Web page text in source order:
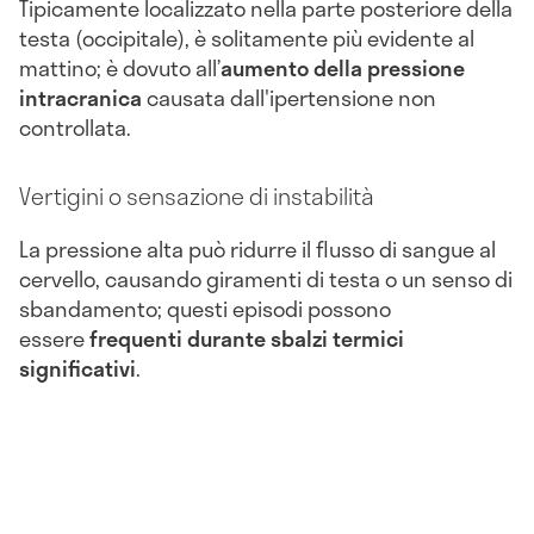
Tipicamente localizzato nella parte posteriore della
testa (occipitale), è solitamente più evidente al
mattino; è dovuto all’aumento della pressione
intracranicacausata dall'ipertensione non
controllata.
Vertigini o sensazione di instabilità
La pressione alta può ridurre il flusso di sangue al
cervello, causando giramenti di testa o un senso di
sbandamento; questi episodi possono
esserefrequenti durante sbalzi termici
significativi.